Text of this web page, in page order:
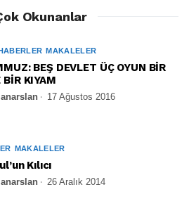
Okunanlar
MAKALELER
BEŞ DEVLET ÜÇ OYUN BİR
BİR KIYAM
17 Ağustos 2016
MAKALELER
Kılıcı
26 Aralık 2014